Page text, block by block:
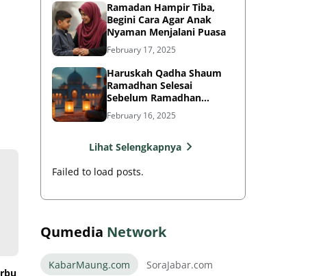
Ramadan Hampir Tiba,
Begini Cara Agar Anak
Nyaman Menjalani Puasa
February 17, 2025
Haruskah Qadha Shaum
Ramadhan Selesai
Sebelum Ramadhan
Berikutnya?
February 16, 2025
Lihat Selengkapnya
Failed to load posts.
Qumedia Network
KabarMaung.com SoraJabar.com